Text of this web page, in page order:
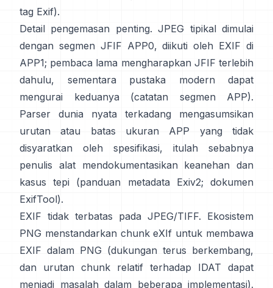
tag Exif).
Detail pengemasan penting. JPEG tipikal dimulai
dengan segmen JFIF APP0, diikuti oleh EXIF di
APP1; pembaca lama mengharapkan JFIF terlebih
dahulu, sementara pustaka modern dapat
mengurai keduanya (catatan segmen APP).
Parser dunia nyata terkadang mengasumsikan
urutan atau batas ukuran APP yang tidak
disyaratkan oleh spesifikasi, itulah sebabnya
penulis alat mendokumentasikan keanehan dan
kasus tepi (panduan metadata Exiv2;dokumen
ExifTool).
EXIF tidak terbatas pada JPEG/TIFF. Ekosistem
PNG menstandarkan chunk eXIf untuk membawa
EXIF dalam PNG (dukungan terus berkembang,
dan urutan chunk relatif terhadap IDAT dapat
menjadi masalah dalam beberapa implementasi).